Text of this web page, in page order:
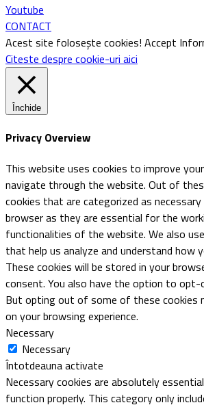
Youtube
CONTACT
Acest site folosește cookies! Accept
Citeste despre cookie-uri aici
Închide
Privacy Overview
This website uses cookies to improve
navigate through the website. Out of
cookies that are categorized as
browser as they are essential for the
functionalities of the website. We also
that help us analyze and understand how
These cookies will be stored in your
consent. You also have the option to
But opting out of some of these cookies
on your browsing experience.
Necessary
Necessary
Întotdeauna activate
Necessary cookies are absolutely
function properly. This category only